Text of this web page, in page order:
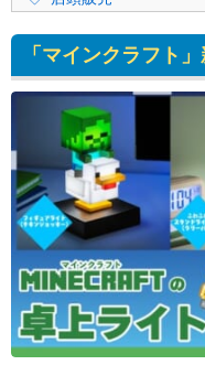
「マインクラフト